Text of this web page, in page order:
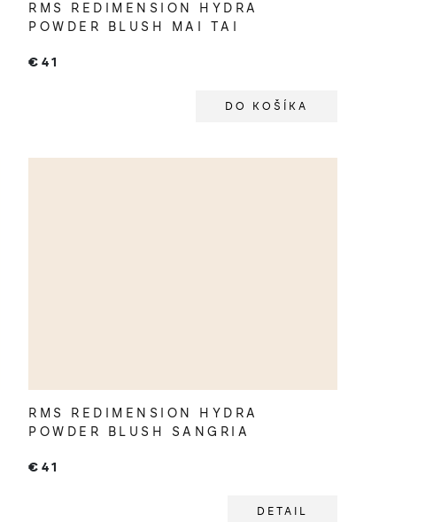
RMS REDIMENSION HYDRA
POWDER BLUSH MAI TAI
€41
DO KOŠÍKA
RMS REDIMENSION HYDRA
POWDER BLUSH SANGRIA
€41
DETAIL